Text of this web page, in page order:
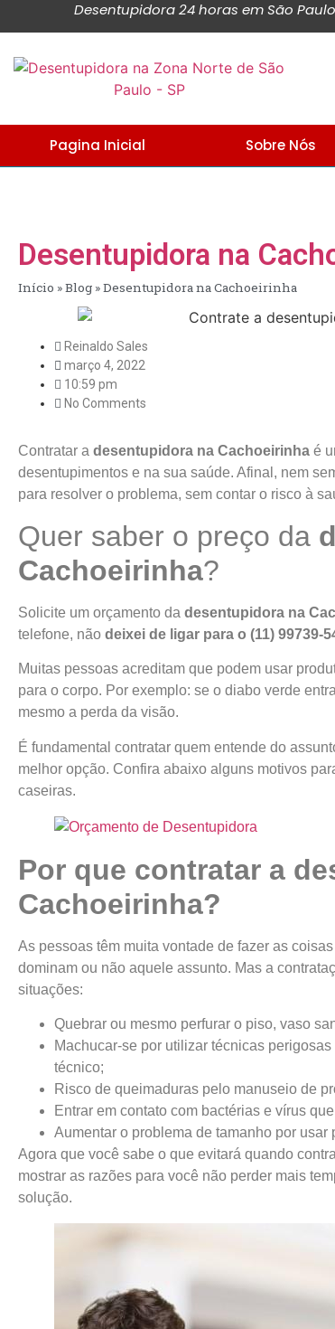
Desentupidora 24 horas em São
Pagina Inicial Sobre Nós
Desentupidora na
Início »Blog »Desentupidora na Cachoeirinha
Reinaldo Sales
março 4, 2022
10:59 pm
No Comments
Contratar a desentupidora na Cachoeirinha é
desentupimentos e na sua saúde. Afinal, nem
para resolver o problema, sem contar o risco à
Quer saber o preço da
Cachoeirinha?
Solicite um orçamento da desentupidora na
telefone, não deixei de ligar para o (11) 99739-
Muitas pessoas acreditam que podem usar
para o corpo. Por exemplo: se o diabo verde
mesmo a perda da visão.
É fundamental contratar quem entende do
melhor opção. Confira abaixo alguns motivos
caseiras.
Por que contratar a
Cachoeirinha?
As pessoas têm muita vontade de fazer as
dominam ou não aquele assunto. Mas a
situações:
Quebrar ou mesmo perfurar o piso, vaso
Machucar-se por utilizar técnicas
técnico;
Risco de queimaduras pelo manuseio de
Entrar em contato com bactérias e vírus
Aumentar o problema de tamanho por
Agora que você sabe o que evitará quando
mostrar as razões para você não perder mais
solução.